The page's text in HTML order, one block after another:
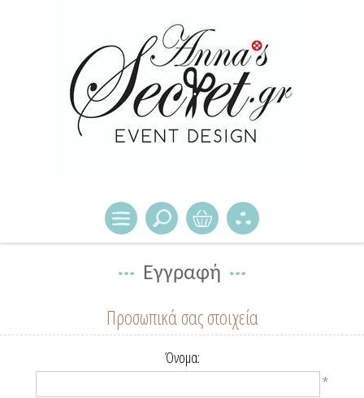
Εγγραφή
Προσωπικά σας στοιχεία
Όνομα:
*